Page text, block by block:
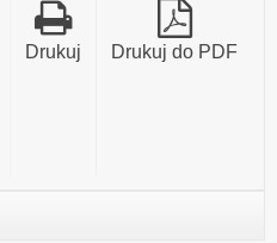
Drukuj do PDF
Drukuj